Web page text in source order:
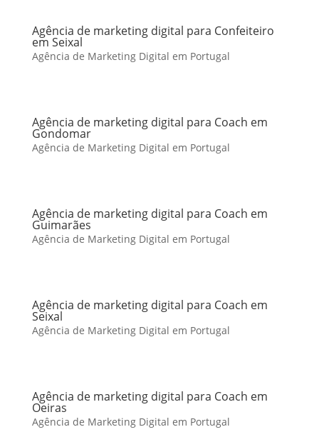
Agência de marketing digital para Confeiteiro
em Seixal
Agência de Marketing Digital em Portugal
Agência de marketing digital para Coach em
Gondomar
Agência de Marketing Digital em Portugal
Agência de marketing digital para Coach em
Guimarães
Agência de Marketing Digital em Portugal
Agência de marketing digital para Coach em
Seixal
Agência de Marketing Digital em Portugal
Agência de marketing digital para Coach em
Oeiras
Agência de Marketing Digital em Portugal